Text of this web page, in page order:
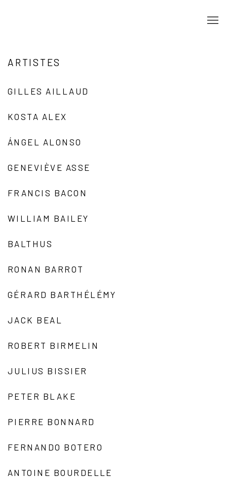
ARTISTES
GILLES AILLAUD
KOSTA ALEX
ÁNGEL ALONSO
GENEVIÈVE ASSE
FRANCIS BACON
WILLIAM BAILEY
BALTHUS
RONAN BARROT
GÉRARD BARTHÉLÉMY
JACK BEAL
ROBERT BIRMELIN
JULIUS BISSIER
PETER BLAKE
PIERRE BONNARD
FERNANDO BOTERO
ANTOINE BOURDELLE